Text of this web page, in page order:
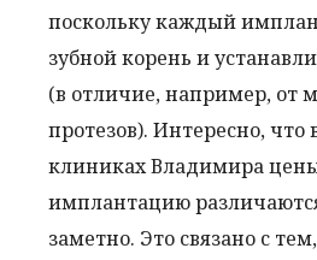
поскольку каждый
зубной корень и
(в отличие, например, от
протезов). Интересно, что
клиниках Владимира
имплантацию
заметно. Это связано с